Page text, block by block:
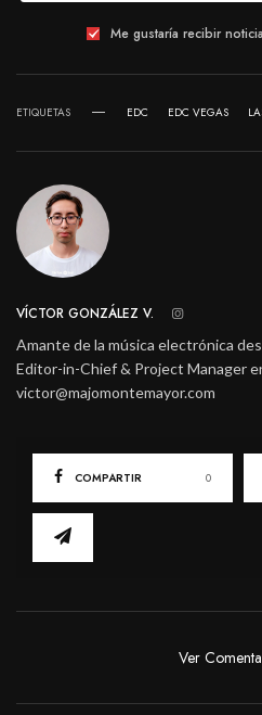
Me gustaría recibir
ETIQUETAS EDC EDC VEGAS
VÍCTOR GONZÁLEZ V.
Amante de la música electrónica
Editor-in-Chief & Project Manager
victor@majomontemayor.com
COMPARTIR 0
Ver